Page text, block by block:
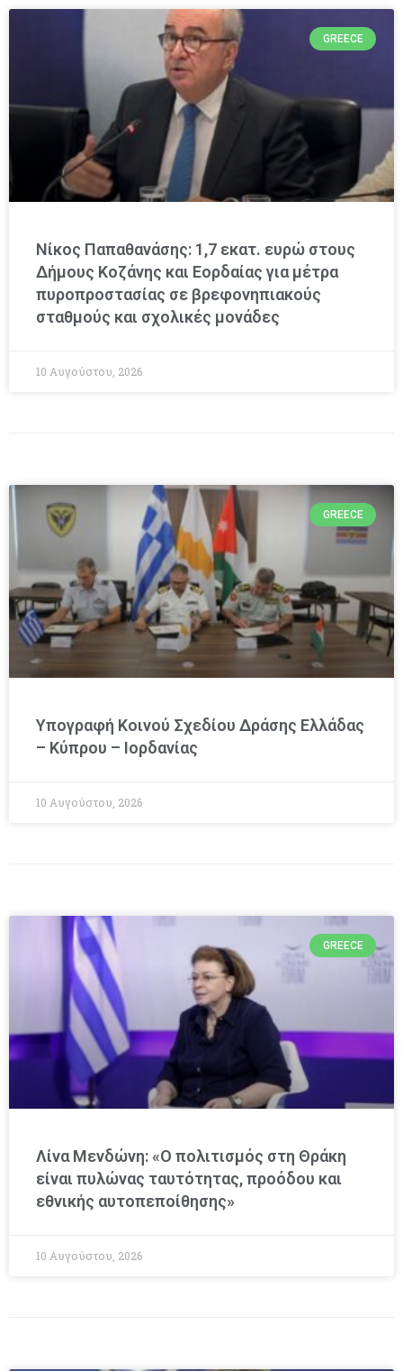
GREECE
Νίκος Παπαθανάσης: 1,7 εκατ. ευρώ στους
Δήμους Κοζάνης και Εορδαίας για μέτρα
πυροπροστασίας σε βρεφονηπιακούς
σταθμούς και σχολικές μονάδες
10 Αυγούστου, 2026
GREECE
Υπογραφή Κοινού Σχεδίου Δράσης Ελλάδας
– Κύπρου – Ιορδανίας
10 Αυγούστου, 2026
GREECE
Λίνα Μενδώνη: «Ο πολιτισμός στη Θράκη
είναι πυλώνας ταυτότητας, προόδου και
εθνικής αυτοπεποίθησης»
10 Αυγούστου, 2026